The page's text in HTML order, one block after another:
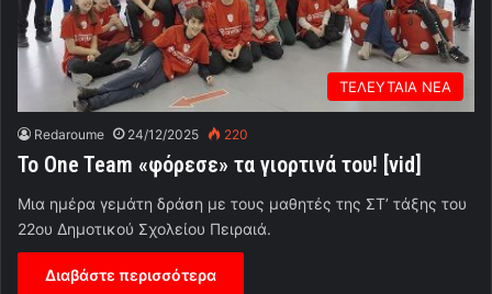
ΤΕΛΕΥΤΑΙΑ ΝΕΑ
Redaroume 24/12/2025 220
Το One Team «φόρεσε» τα γιορτινά του! [vid]
Μια ημέρα γεμάτη δράση με τους μαθητές της ΣΤ’ τάξης του
22ου Δημοτικού Σχολείου Πειραιά.
Διαβάστε περισσότερα